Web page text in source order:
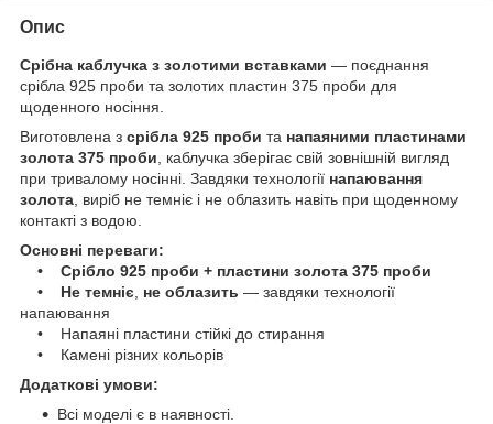
Опис
Срібна каблучка з золотими вставками — поєднання
срібла 925 проби та золотих пластин 375 проби для
щоденного носіння.
Виготовлена з срібла 925 проби та напаяними пластинами
золота 375 проби , каблучка зберігає свій зовнішній вигляд
при тривалому носінні. Завдяки технології напаювання
золота , виріб не темніє і не облазить навіть при щоденному
контакті з водою.
Основні переваги:
• Срібло 925 проби + пластини золота 375 проби
• Не темніє не облазить — завдяки технології
напаювання
• Напаяні пластини стійкі до стирання
• Камені різних кольорів
Додаткові умови:
Всі моделі є в наявності.